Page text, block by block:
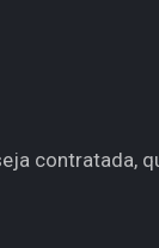
contratada,